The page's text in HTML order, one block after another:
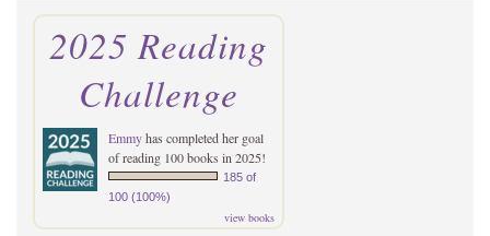
2025 Reading
Challenge
Emmyhas completed her goal
of reading 100 books in 2025!
185 of
100 (100%)
view books